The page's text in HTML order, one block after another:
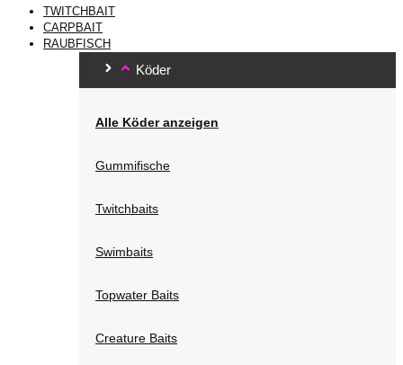
TWITCHBAIT
CARPBAIT
RAUBFISCH
Köder
Alle Köder anzeigen
Gummifische
Twitchbaits
Swimbaits
Topwater Baits
Creature Baits